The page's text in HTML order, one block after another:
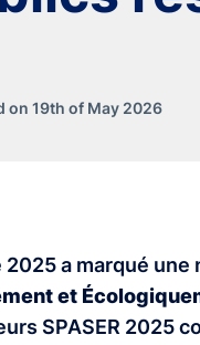
on 19th of May 2026
2025 a marqué
et
SPASER 2025